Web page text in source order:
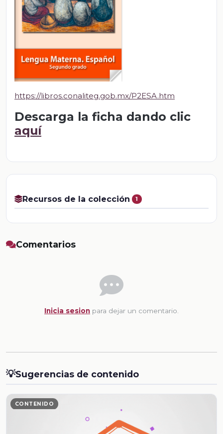
https://libros.conaliteg.gob.mx/P2ESA.htm
Descarga la ficha dando clic
aquí
Recursos de la colección 1
Comentarios
Inicia sesion para dejar un comentario.
💡Sugerencias de contenido
CONTENIDO